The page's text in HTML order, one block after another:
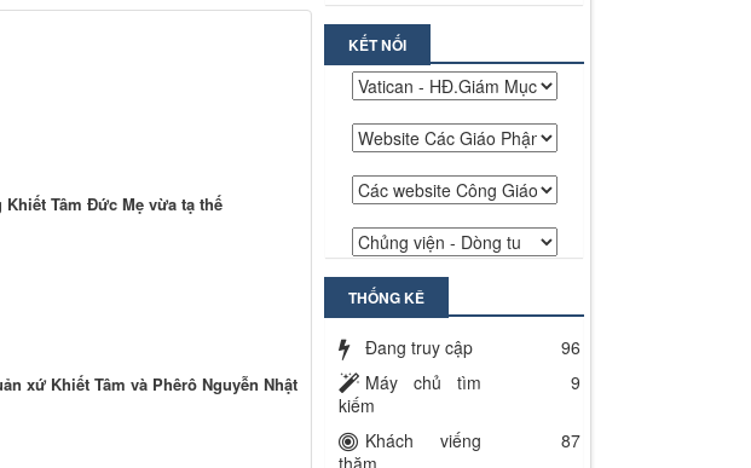
Tâm Đức Mẹ vừa tạ thế
xứ Khiết Tâm và Phêrô Nguyễn Nhật
KẾT NỐI
THỐNG KÊ
Đang truy cập
96
Máy chủ tìm
kiếm
9
Khách viếng
87